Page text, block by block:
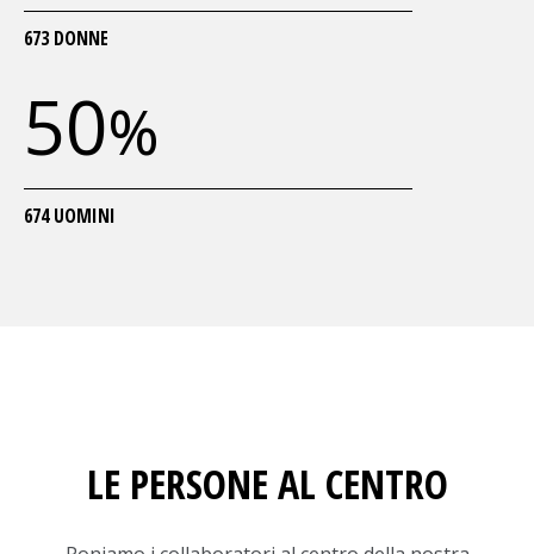
673 DONNE
50%
674 UOMINI
LE PERSONE AL CENTRO